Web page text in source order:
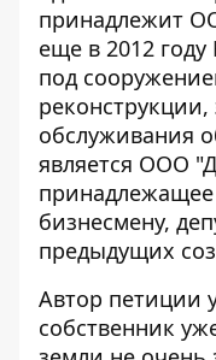
принадлежит
еще в 2012
под
реконструкции,
обслуживания
является ООО
принадлежащее
бизнесмену,
предыдущих
Автор петиции
собственник